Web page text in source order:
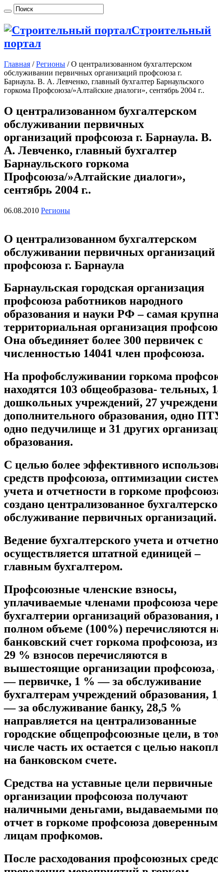
Строительный
портал
Главная / Регионы / О централизованном бухгалтерском
обслуживании первичных организаций профсоюза г.
Барнаула. В. А. Левченко, главный бухгалтер Барнаульского
горкома Профсоюза/»Алтайские диалоги», сентябрь 2004 г..
О централизованном бухгалтерском
обслуживании первичных
организаций профсоюза г. Барнаула. В.
А. Левченко, главный бухгалтер
Барнаульского горкома
Профсоюза/»Алтайские диалоги»,
сентябрь 2004 г..
06.08.2010 Регионы
О централизованном бухгалтерском
обслуживании первичных организаций
профсоюза г. Барнаула
Барнаульская городская организация
профсоюза работников народного
образования и науки РФ – самая
территориальная организация
Она объединяет более 300 первичек с
численностью 14041 член профсоюза.
На профобслуживании горкома
находятся 103 общеобразова- тельных,
дошкольных учреждений, 27
дополнительного образования, одно
одно педучилище и 31 других
образования.
С целью более эффективного
средств профсоюза, оптимизации
учета и отчетности в горкоме
создано централизованное
обслуживание первичных организаций.
Ведение бухгалтерского учета и
осуществляется штатной единицей –
главным бухгалтером.
Профсоюзные членские взносы,
уплачиваемые членами профсоюза
бухгалтерии организаций образования,
полном объеме (100%) перечисляются
банковский счет горкома профсоюза,
29 % взносов перечисляются в
вышестоящие организации профсоюза,
— первичке, 1 % — за обслуживание
бухгалтерам учреждений образования,
— за обслуживание банку, 28,5 %
направляется на централизованные
городские общепрофсоюзные цели, в
числе часть их остается с целью
на банковском счете.
Средства на уставные цели первичные
организации профсоюза получают
наличными деньгами, выдаваемыми
отчет в горкоме профсоюза доверенным
лицам профкомов.
После расходования профсоюзных